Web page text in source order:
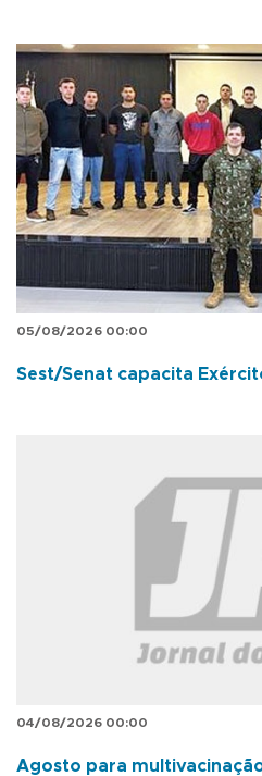
05/08/2026 00:00
Sest/Senat capacita
04/08/2026 00:00
Agosto para